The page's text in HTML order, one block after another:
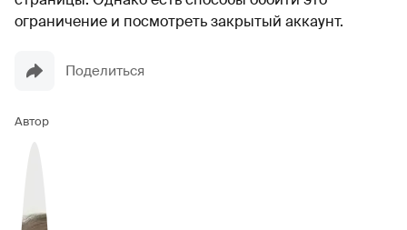
ограничение и посмотреть закрытый аккаунт.
Поделиться
Автор